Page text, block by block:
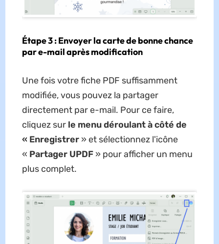
Étape 3 : Envoyer la carte de bonne chance
par e-mail après modification
Une fois votre fiche PDF suffisamment
modifiée, vous pouvez la partager
directement par e-mail. Pour ce faire,
cliquez sur le menu déroulant à côté de
« Enregistrer» et sélectionnez l'icône
« Partager UPDF» pour afficher un menu
plus complet.